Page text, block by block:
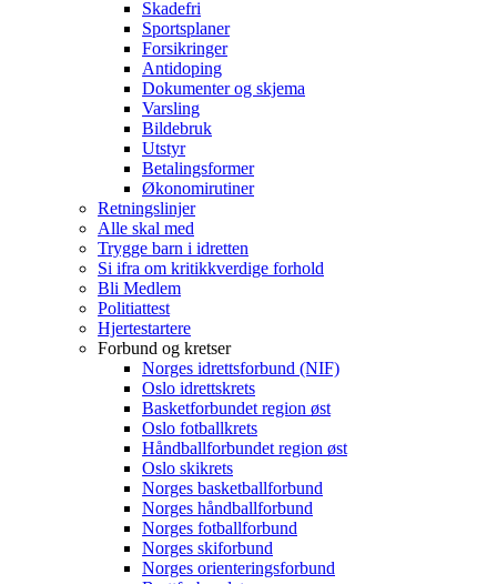
Skadefri
Sportsplaner
Forsikringer
Antidoping
Dokumenter og skjema
Varsling
Bildebruk
Utstyr
Betalingsformer
Økonomirutiner
Retningslinjer
Alle skal med
Trygge barn i idretten
Si ifra om kritikkverdige forhold
Bli Medlem
Politiattest
Hjertestartere
Forbund og kretser
Norges idrettsforbund (NIF)
Oslo idrettskrets
Basketforbundet region øst
Oslo fotballkrets
Håndballforbundet region øst
Oslo skikrets
Norges basketballforbund
Norges håndballforbund
Norges fotballforbund
Norges skiforbund
Norges orienteringsforbund